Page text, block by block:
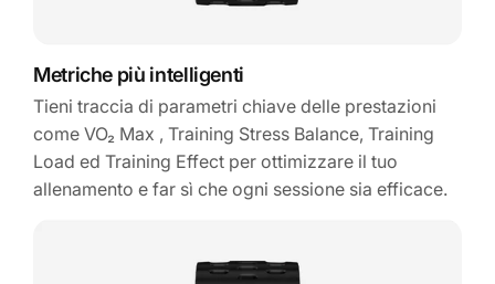
Metriche più intelligenti
Tieni traccia di parametri chiave delle prestazioni
come VO₂ Max , Training Stress Balance, Training
Load ed Training Effect per ottimizzare il tuo
allenamento e far sì che ogni sessione sia efficace.